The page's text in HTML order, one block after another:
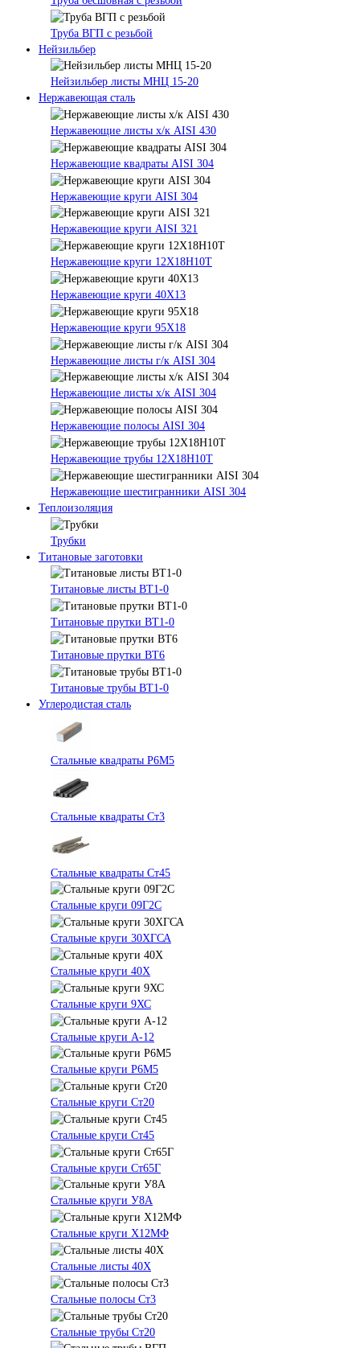
Труба ВГП с резьбой
Нейзильбер
Нейзильбер листы МНЦ 15-20
Нержавеющая сталь
Нержавеющие листы х/к AISI 430
Нержавеющие квадраты AISI 304
Нержавеющие круги AISI 304
Нержавеющие круги AISI 321
Нержавеющие круги 12Х18Н10Т
Нержавеющие круги 40Х13
Нержавеющие круги 95Х18
Нержавеющие листы г/к AISI 304
Нержавеющие листы х/к AISI 304
Нержавеющие полосы AISI 304
Нержавеющие трубы 12Х18Н10Т
Нержавеющие шестигранники AISI 304
Теплоизоляция
Трубки
Титановые заготовки
Титановые листы ВТ1-0
Титановые прутки ВТ1-0
Титановые прутки ВТ6
Титановые трубы ВТ1-0
Углеродистая сталь
Стальные квадраты Р6М5
Стальные квадраты Ст3
Стальные квадраты Ст45
Стальные круги 09Г2С
Стальные круги 30ХГСА
Стальные круги 40Х
Стальные круги 9ХС
Стальные круги А-12
Стальные круги Р6М5
Стальные круги Ст20
Стальные круги Ст45
Стальные круги Ст65Г
Стальные круги У8А
Стальные круги Х12МФ
Стальные листы 40Х
Стальные полосы Ст3
Стальные трубы Ст20